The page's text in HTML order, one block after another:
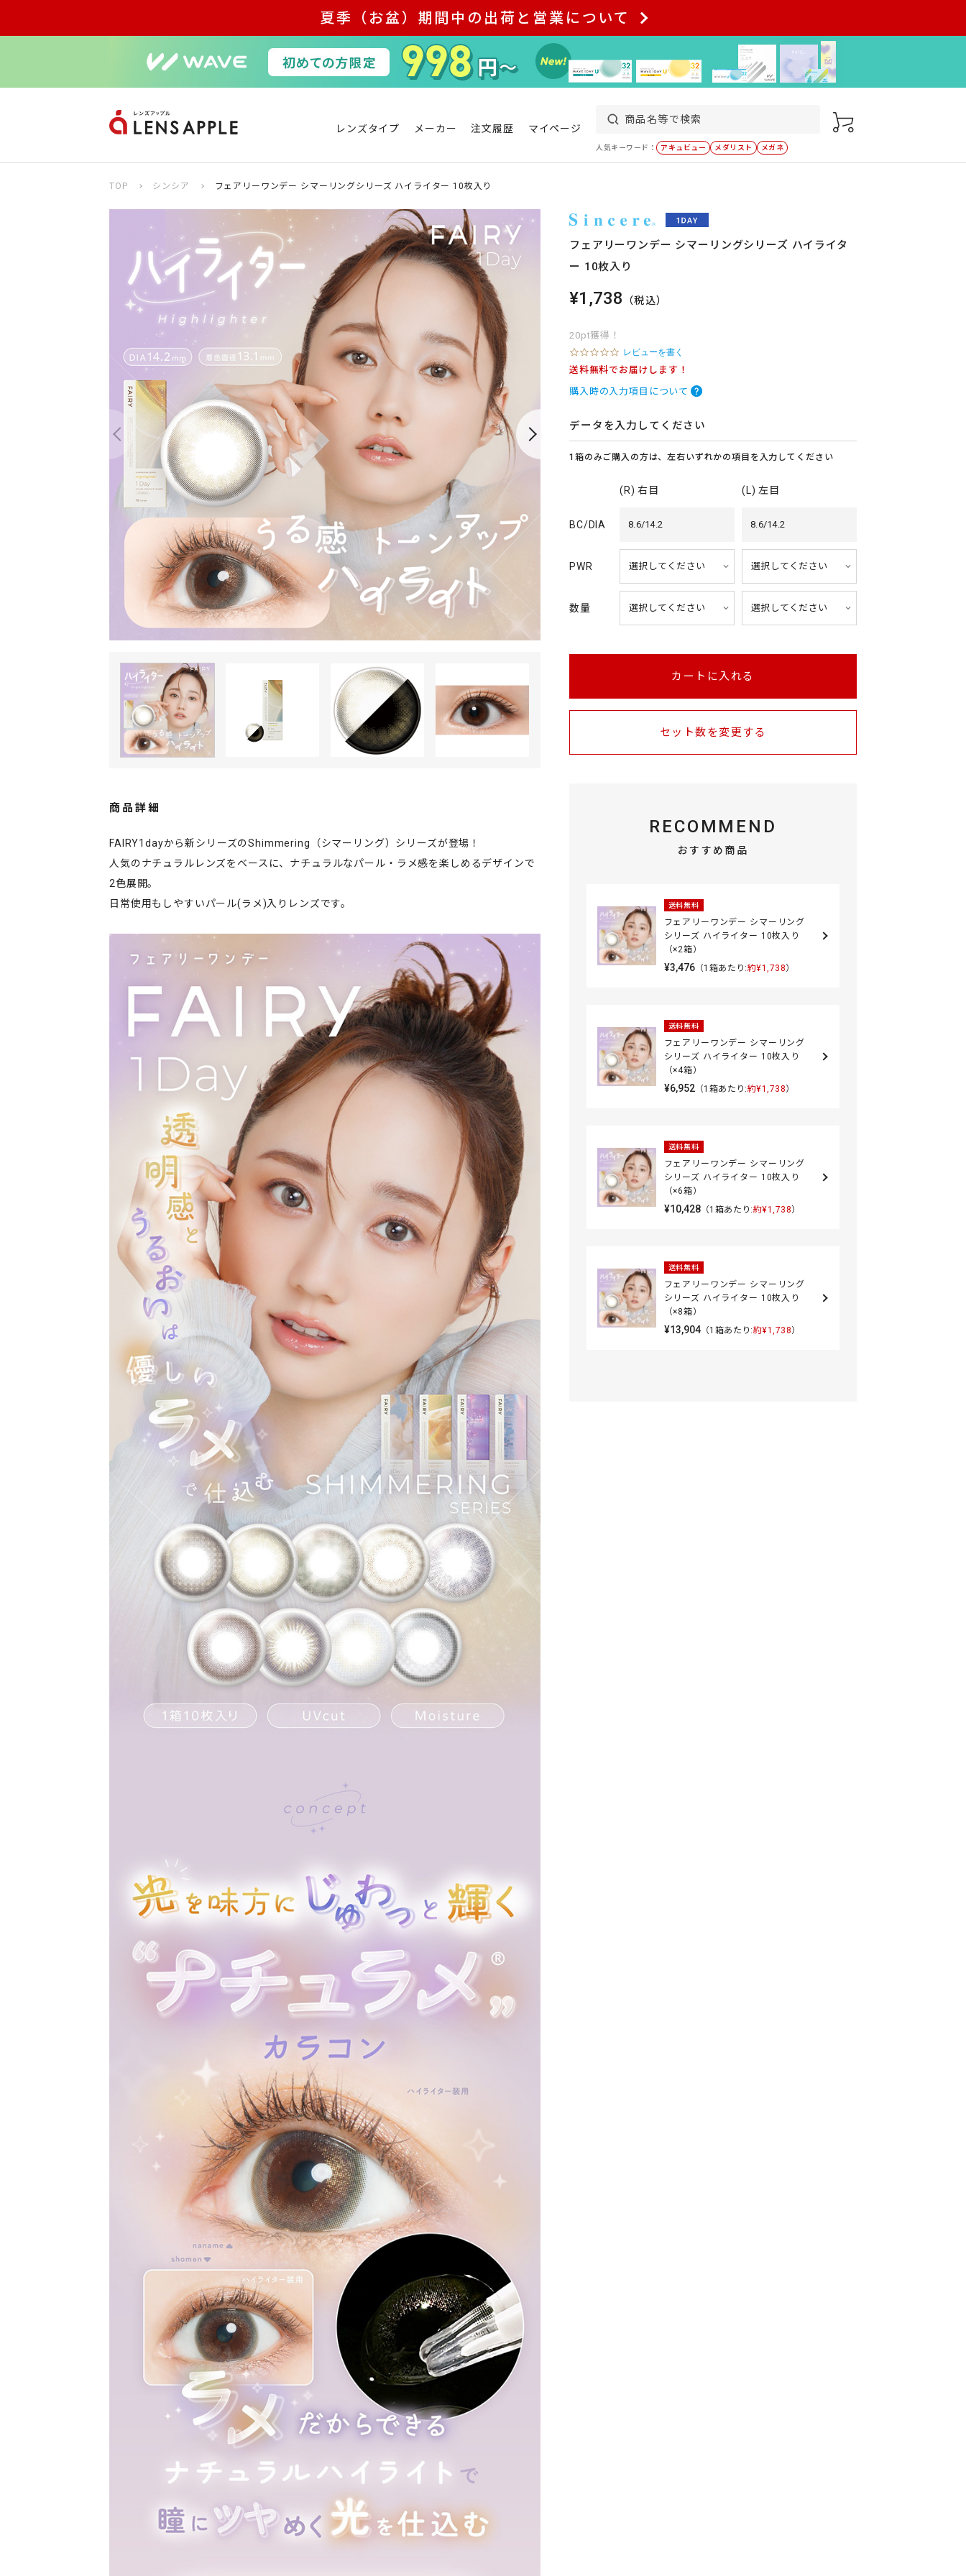
夏季（お盆）期間中の出荷と営業について
レンズタイプ メーカー 注文履歴 マイページ
人気キーワード： アキュビュー メダリスト メガネ
TOP シンシア フェアリーワンデー シマーリングシリーズ ハイライター 10枚入り
商品詳細
FAIRY1dayから新シリーズのShimmering（シマーリング）シリーズが登場！
人気のナチュラルレンズをベースに、ナチュラルなパール・ラメ感を楽しめるデザインで
2色展開。
日常使用もしやすいパール(ラメ)入りレンズです。
フェアリーワンデー シマーリングシリーズ ハイライタ
ー 10枚入り
¥1,738 （税込）
20pt獲得！
0
.
0
s
r
r
a
t
n
g
レビューを書く
送料無料でお届けします！
購入時の入力項目について
データを入力してください
1箱のみご購入の方は、左右いずれかの項目を入力してください
(R) 右目 (L) 左目
BC/DIA 8.6/14.2 8.6/14.2
PWR
数量
カートに入れる
セット数を変更する
RECOMMEND
おすすめ商品
送料無料
フェアリーワンデー シマーリング
シリーズ ハイライター 10枚入り
（×2箱）
¥3,476（1箱あたり:約¥1,738）
送料無料
フェアリーワンデー シマーリング
シリーズ ハイライター 10枚入り
（×4箱）
¥6,952（1箱あたり:約¥1,738）
送料無料
フェアリーワンデー シマーリング
シリーズ ハイライター 10枚入り
（×6箱）
¥10,428（1箱あたり:約¥1,738）
送料無料
フェアリーワンデー シマーリング
シリーズ ハイライター 10枚入り
（×8箱）
¥13,904（1箱あたり:約¥1,738）